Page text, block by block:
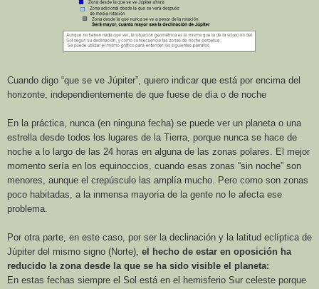
Cuando digo “que se ve Júpiter”, quiero indicar que está por encima del
horizonte, independientemente de que fuese de día o de noche
En la práctica, nunca (en ninguna fecha) se puede ver un planeta o una
estrella desde todos los lugares de la Tierra , porque nunca se hace de
noche a lo largo de las 24 horas en alguna de las zonas polares. El mejor
momento sería en los equinoccios, cuando esas zonas “sin noche” son
menores, aunque el crepúsculo las amplía mucho. Pero como son zonas
poco habitadas, a la inmensa mayoría de la gente no le afecta ese
problema.
Por otra parte, en este caso, por ser la declinación y la latitud eclíptica de
Júpiter del mismo signo (Norte), el hecho de estar en oposición ha
reducido la zona desde la que se ha sido visible el planeta:
En estas fechas siempre el Sol está en el hemisferio Sur celeste porque